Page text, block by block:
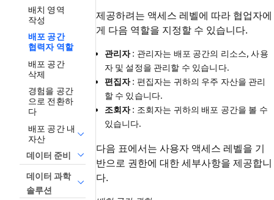
배치 영역
작성
배포 공간
협력자 역할
배포 공간
삭제
경험을 공간
으로 전환하
다
배포 공간 내
자산
데이터 준비
데이터 과학
솔루션
제공하려는 액세스 레벨에 따라 협업자에
게 다음 역할을 지정할 수 있습니다.
관리자: 관리자는 배포 공간의 리소스, 사용
자 및 설정을 관리할 수 있습니다.
편집자: 편집자는 귀하의 우주 자산을 관리
할 수 있습니다.
조회자: 조회자는 귀하의 배포 공간을 볼 수
있습니다.
다음 표에서는 사용자 액세스 레벨을 기
반으로 권한에 대한 세부사항을 제공합니
다.